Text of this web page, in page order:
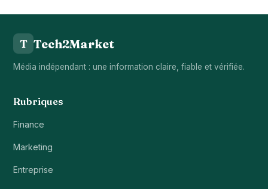
T Tech2Market
Média indépendant : une information claire, fiable et vérifiée.
Rubriques
Finance
Marketing
Entreprise